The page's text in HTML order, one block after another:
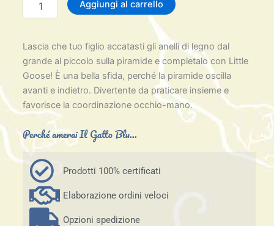
originale
era:
21,90€.
è:
16,90€.
Anatra
-
Goose-
Little
quantità
Aggiungi al carrello
Lascia che tuo figlio accatasti gli anelli di legno dal
grande al piccolo sulla piramide e completalo con Little
Goose! È una bella sfida, perché la piramide oscilla
avanti e indietro. Divertente da praticare insieme e
favorisce la coordinazione occhio-mano.
Perché amerai Il Gatto Blu...
Prodotti 100% certificati
Elaborazione ordini veloci
Opzioni spedizione